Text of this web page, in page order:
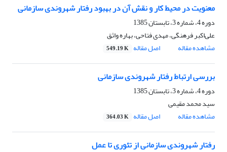
معنویت در محیط کار و نقش آن در بهبود رفتار شهروندی سازمانی
دوره 4، شماره 3، تابستان 1385
علی‌اکبر فرهنگی، مهدی فتاحی، بهاره واثق
مشاهده مقاله
اصل مقاله 549.19 K
بررسی ارتباط رفتار شهروندی سازمانی
دوره 4، شماره 3، تابستان 1385
سید محمد مقیمی
مشاهده مقاله
اصل مقاله 364.03 K
رفتار شهروندی سازمانی از تئوری تا عمل